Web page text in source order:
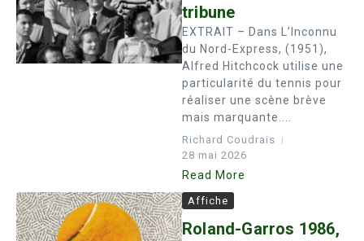
tribune
EXTRAIT – Dans L’Inconnu
du Nord-­Express, (1951),
Alfred Hitchcock utilise une
particularité du tennis pour
réaliser une scène brève
mais marquante....
Richard Coudrais
28 mai 2026
Read More
Affiche
Roland-Garros 1986,